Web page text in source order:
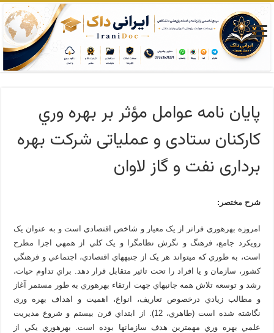
پایان نامه عوامل مؤثر بر بهره وري
کارکنان ستادی و عملیاتی شرکت بهره
برداری نفت و گاز لاوان
شرح مختصر:
امروزه بهره­وري فراتر از يک معيار و شاخص اقتصادي است و به عنوان يک
رويکرد جامع، فرهنگ و نگرش نظام­گرا و يک کلي از همه­ي اجزا مطرح
است، به طوري که مي­تواند هر يک از جنبه­هاي اقتصادي، اجتماعي و فرهنگي
کشور، سازمان و يا افراد را تحت تاثير متقابل قرار دهد. براي تداوم حيات،
رشد و توسعه تلاش همه جانبه­اي جهت ارتقاء بهره­وري به طور مستمر آغاز
و مطالب زيادي درخصوص تعاريف، انواع، اهميت و اهداف بهره وری
نگاشته شده است (طاهري، 12). از ابتداي قرن بيستم و شروع مديريت
علمي بهره­ وري مهم‏ترين هدف سازمان­ها­ بوده است. بهره­وري يکي از